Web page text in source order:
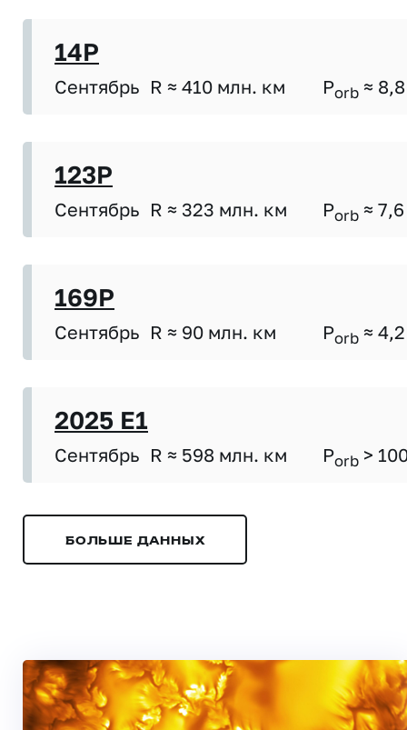
14P
Сентябрь R ≈ 410 млн. км Porb ≈ 8,8
123P
Сентябрь R ≈ 323 млн. км Porb ≈ 7,6
169P
Сентябрь R ≈ 90 млн. км Porb ≈ 4,2
2025 E1
Сентябрь R ≈ 598 млн. км Porb >
БОЛЬШЕ ДАННЫХ